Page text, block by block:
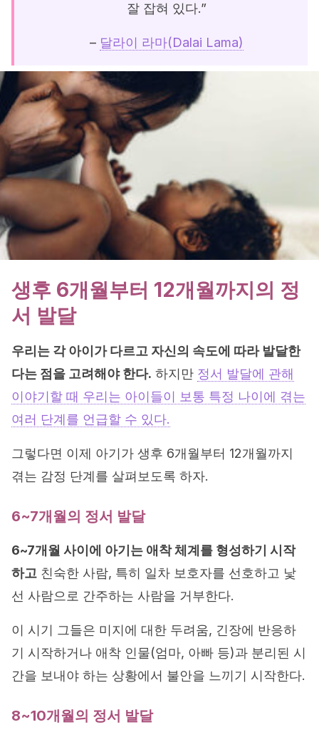
잘 잡혀 있다.”
– 달라이 라마(Dalai Lama)
생후 6개월부터 12개월까지의 정
서 발달
우리는 각 아이가 다르고 자신의 속도에 따라 발달한
다는 점을 고려해야 한다. 하지만 정서 발달에 관해
이야기할 때 우리는 아이들이 보통 특정 나이에 겪는
여러 단계를 언급할 수 있다.
그렇다면 이제 아기가 생후 6개월부터 12개월까지
겪는 감정 단계를 살펴보도록 하자.
6~7개월의 정서 발달
6~7개월 사이에 아기는 애착 체계를 형성하기 시작
하고 친숙한 사람, 특히 일차 보호자를 선호하고 낯
선 사람으로 간주하는 사람을 거부한다.
이 시기 그들은 미지에 대한 두려움, 긴장에 반응하
기 시작하거나 애착 인물(엄마, 아빠 등)과 분리된 시
간을 보내야 하는 상황에서 불안을 느끼기 시작한다.
8~10개월의 정서 발달